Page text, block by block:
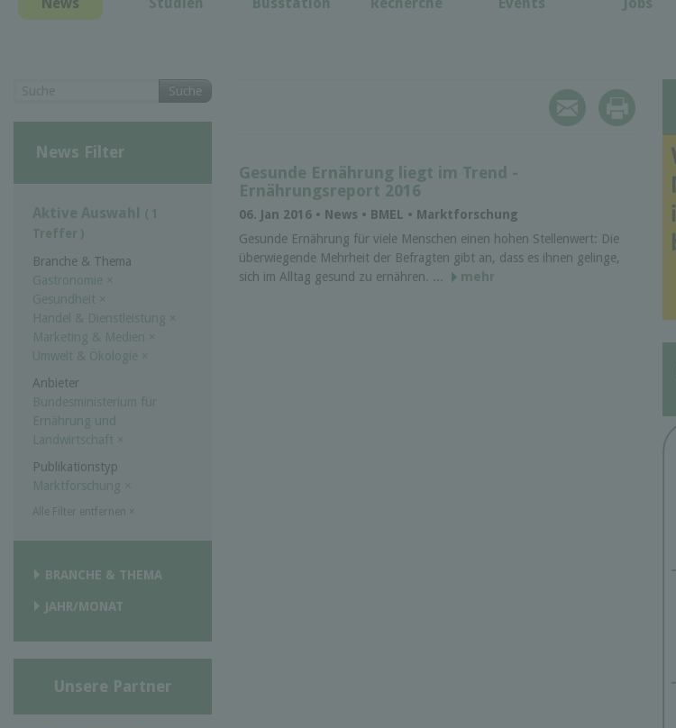
Gesunde Ernährung liegt im Trend -
Ernährungsreport 2016
06. Jan 2016 • News • BMEL • Marktforschung
Gesunde Ernährung für viele Menschen einen hohen Stellenwert: Die
überwiegende Mehrheit der Befragten gibt an, dass es ihnen gelinge,
sich im Alltag gesund zu ernähren. ...
mehr
Suche
News Filter
Aktive Auswahl ( 1
Treffer )
Branche & Thema
Gastronomie ×
Gesundheit ×
Handel & Dienstleistung ×
Marketing & Medien ×
Umwelt & Ökologie ×
Anbieter
Bundesministerium für
Ernährung und
Landwirtschaft ×
Publikationstyp
Marktforschung ×
BRANCHE & THEMA
JAHR/MONAT
Unsere Partner